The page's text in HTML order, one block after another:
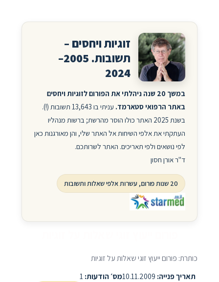
זוגיות ויחסים –
תשובות. 2005–
2024
במשך 20 שנה ניהלתי את הפורום לזוגיות ויחסים
באתר הרפואי סטארמד.
עניתי בו 13,643 תשובות (!).
בשנת 2025 האתר כולו הוסר מהרשת; ברשות מנהליו
העתקתי את אלפי השיחות אל האתר שלי, והן מאורגנות כאן
לפי נושאים ולפי תאריכים. האתר לשרותכם.
ד"ר אורן חסון
20 שנות פורום, עשרות אלפי שאלות ותשובות
כותרת: פורום ייעוץ זוגי שאלות על זוגיות
תאריך פנייה:
מס׳ הודעות: